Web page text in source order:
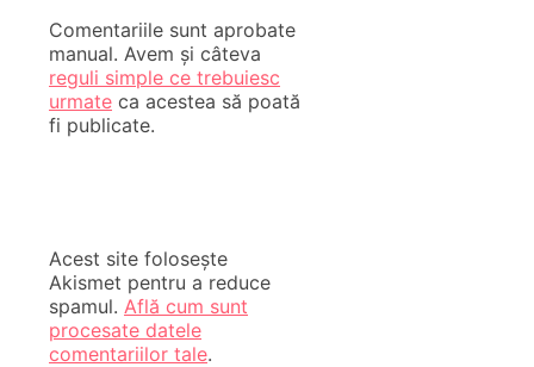
Comentariile sunt aprobate
manual. Avem și câteva
reguli simple ce trebuiesc
urmate ca acestea să poată
fi publicate.
Acest site folosește
Akismet pentru a reduce
spamul. Află cum sunt
procesate datele
comentariilor tale.